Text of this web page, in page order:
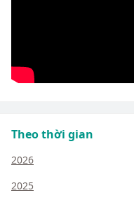
Theo thời gian
2026
2025